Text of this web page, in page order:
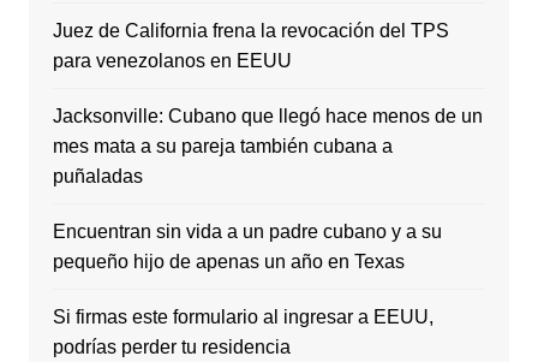
Juez de California frena la revocación del TPS
para venezolanos en EEUU
Jacksonville: Cubano que llegó hace menos de un
mes mata a su pareja también cubana a
puñaladas
Encuentran sin vida a un padre cubano y a su
pequeño hijo de apenas un año en Texas
Si firmas este formulario al ingresar a EEUU,
podrías perder tu residencia